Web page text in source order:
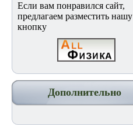
Если вам понравился сайт,
предлагаем разместить нашу
кнопку
Дополнительно